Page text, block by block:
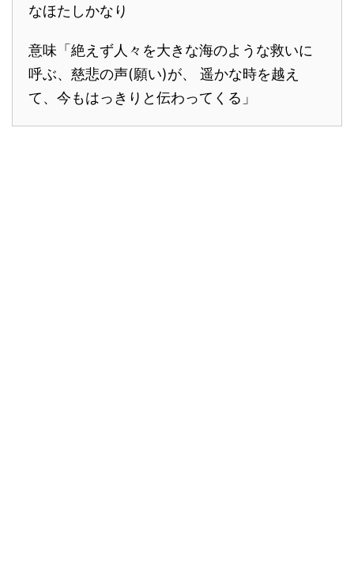
なほたしかなり
意味「絶えず人々を大きな海のような救いに
呼ぶ、慈悲の声(願い)が、 遥かな時を越え
て、今もはっきりと伝わってくる」